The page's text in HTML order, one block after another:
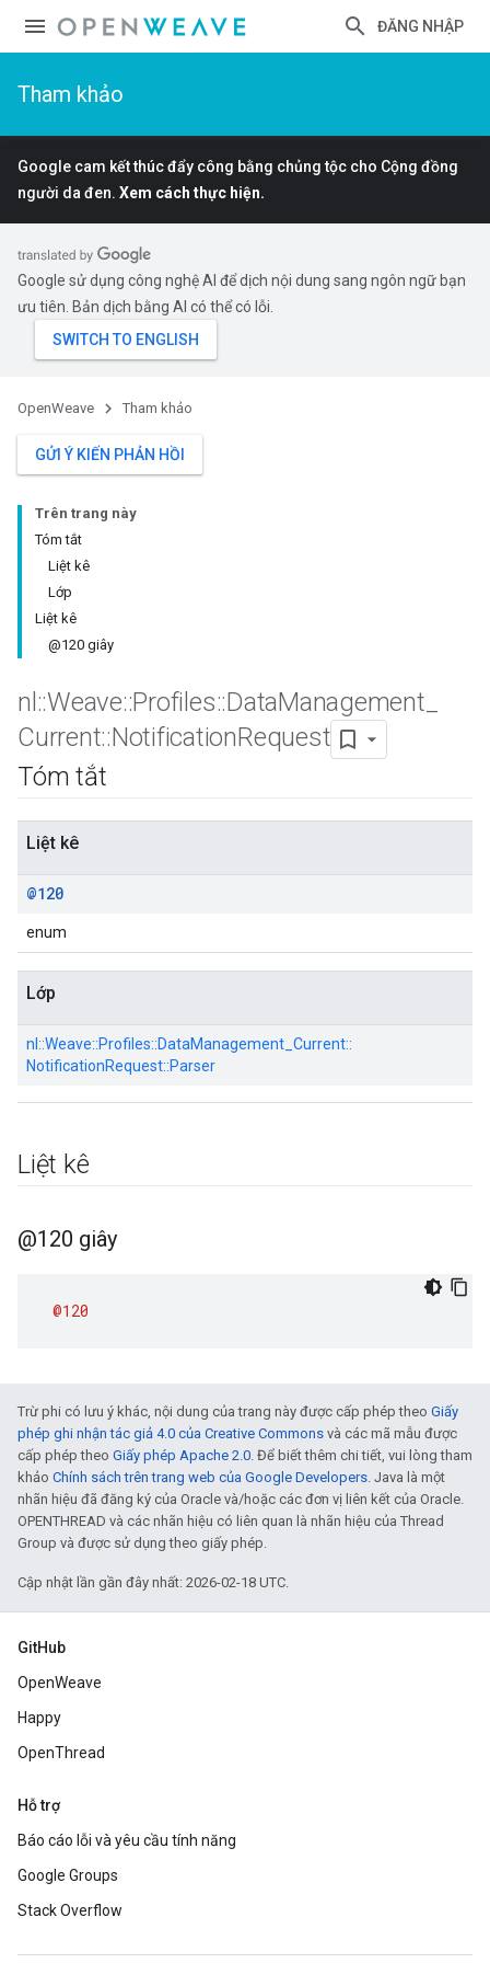
ĐĂNG NHẬP
Tham khảo
Google cam kết thúc đẩy công bằng chủng tộc cho Cộng đồng
người da đen. Xem cách thực hiện.
Google sử dụng công nghệ AI để dịch nội dung sang ngôn ngữ bạn
ưu tiên. Bản dịch bằng AI có thể có lỗi.
OpenWeave Tham khảo
GỬI Ý KIẾN PHẢN HỒI
Trên trang này
Tóm tắt
Liệt kê
Lớp
Liệt kê
@120 giây
nl ::Weave::Profiles::DataManagement
Current::NotificationRequest
Tóm tắt
Liệt kê
@120
enum
Lớp
nl::Weave::Profiles::DataManagement_Current::
NotificationRequest::Parser
Liệt kê
@120 giây
@120
Trừ phi có lưu ý khác, nội dung của trang này được cấp phép theo Giấy
phép ghi nhận tác giả 4.0 của Creative Commons và các mã mẫu được
cấp phép theo Giấy phép Apache 2.0. Để biết thêm chi tiết, vui lòng tham
khảo Chính sách trên trang web của Google Developers. Java là một
nhãn hiệu đã đăng ký của Oracle và/hoặc các đơn vị liên kết của Oracle.
OPENTHREAD và các nhãn hiệu có liên quan là nhãn hiệu của Thread
Group và được sử dụng theo giấy phép.
Cập nhật lần gần đây nhất: 2026-02-18 UTC.
GitHub
OpenWeave
Happy
OpenThread
Hỗ trợ
Báo cáo lỗi và yêu cầu tính năng
Google Groups
Stack Overflow